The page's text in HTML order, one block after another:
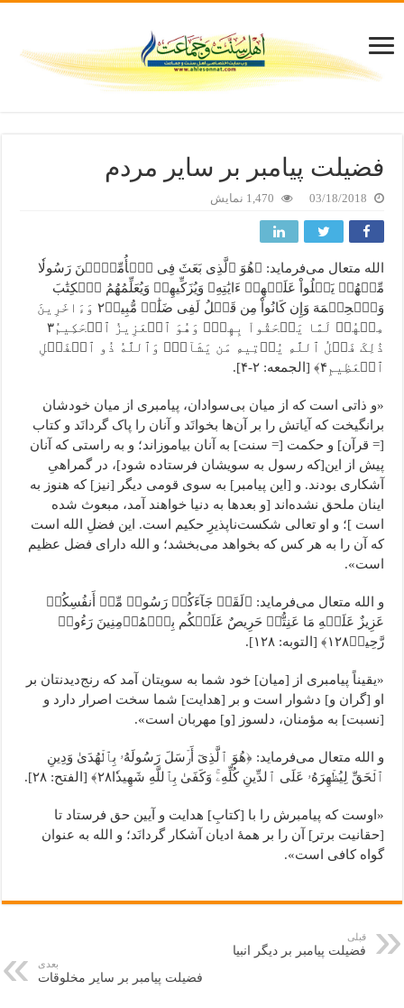
فضیلت پیامبر بر سایر مردم
03/18/2018 1,470 نمایش
الله متعال می‌فرماید: ﴿هُوَ ٱلَّذِی بَعَثَ فِی ٱلۡأُمِّیِّ‍ۧنَ رَسُولٗا
مِّنۡهُمۡ یَتۡلُواْ عَلَیۡهِمۡ ءَایَٰتِهِۦ وَیُزَکِّیهِمۡ وَیُعَلِّمُهُمُ ٱلۡکِتَٰبَ
وَٱلۡحِکۡمَهَ وَإِن کَانُواْ مِن قَبۡلُ لَفِی ضَلَٰلٖ مُّبِینٖ٢ وَءَاخَرِینَ
مِنۡهُمۡ لَمَّا یَلۡحَقُواْ بِهِمۡۚ وَهُوَ ٱلۡعَزِیزُ ٱلۡحَکِیمُ٣
ذَٰلِکَ فَضۡلُ ٱللَّهِ یُؤۡتِیهِ مَن یَشَآءُۚ وَٱللَّهُ ذُو ٱلۡفَضۡلِ
ٱلۡعَظِیمِ۴﴾ [الجمعه: ۲-۴].
«و ذاتی است که از میان بی‌سوادان، پیامبری از میان خودشان
برانگیخت که آیاتش را بر آن‌ها بخوانَد و آنان را پاک گردانَد و کتاب
[= قرآن] و حکمت [= سنت] به آنان بیاموزاند؛ و به راستی که آنان
پیش از این[که رسول به سویشان فرستاده شود]، در گمراهیِ
آشکاری بودند. و [این پیامبر] به سوی قومی دیگر [نیز] که هنوز به
اینان ملحق نشده‌اند [و بعدها به دنیا خواهند آمد، مبعوث شده
است ]؛ و او تعالی شکست‌ناپذیرِ حکیم است. این فضلِ الله است
که آن را به هر‌ کس که بخواهد می‌بخشد؛ و الله دارای فضل عظیم
است».
و الله متعال می‌فرماید: ﴿لَقَدۡ جَآءَکُمۡ رَسُولٞ مِّنۡ أَنفُسِکُمۡ
عَزِیزٌ عَلَیۡهِ مَا عَنِتُّمۡ حَرِیصٌ عَلَیۡکُم بِٱلۡمُؤۡمِنِینَ رَءُوفٞ
رَّحِیمٞ١٢٨﴾ [التوبه: ۱۲۸].
«یقیناً پیامبری از [میان] خود شما به سویتان آمد که رنج‌دیدنتان بر
او [گران و] دشوار است و بر [هدایت] شما سخت اصرار دارد و
[نسبت] به مؤمنان، دلسوز [و] مهربان است».
و الله متعال می‌فرماید: ﴿هُوَ ٱلَّذِیٓ أَرۡسَلَ رَسُولَهُۥ بِٱلۡهُدَىٰ وَدِینِ
ٱلۡحَقِّ لِیُظۡهِرَهُۥ عَلَى ٱلدِّینِ کُلِّهِۦۚ وَکَفَىٰ بِٱللَّهِ شَهِیدٗا٢٨﴾ [الفتح: ۲۸].
«اوست که پیامبرش را با [کتابِ] هدایت و آیین حق فرستاد تا
[حقانیت برتر] آن را بر همۀ ادیان آشکار گردانَد؛ و الله به عنوان
گواه کافى است».
قبلی
فضیلت پیامبر بر دیگر انبیا
بعدی
فضیلت پیامبر بر سایر مخلوقات